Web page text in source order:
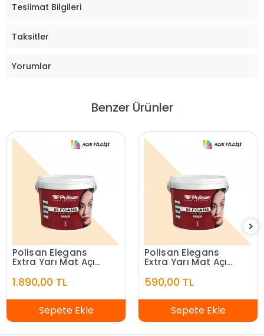
Teslimat Bilgileri
Taksitler
Yorumlar
Benzer Ürünler
Polisan Elegans
Extra Yarı Mat Açık
1.890,00 TL
Sepete Ekle
Polisan Elegans
Extra Yarı Mat Açık
590,00 TL
Sepete Ekle